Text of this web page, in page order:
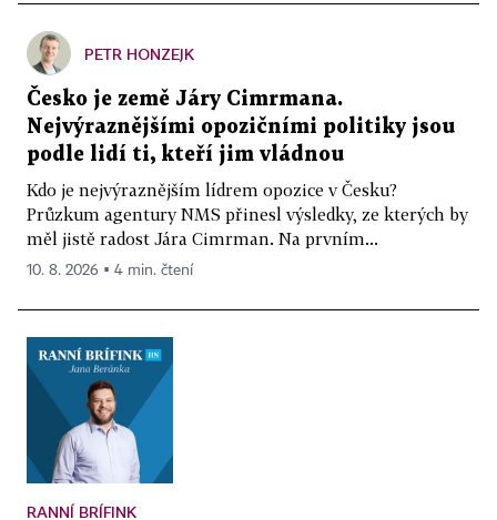
PETR HONZEJK
Česko je země Járy Cimrmana.
Nejvýraznějšími opozičními politiky jsou
podle lidí ti, kteří jim vládnou
Kdo je nejvýraznějším lídrem opozice v Česku?
Průzkum agentury NMS přinesl výsledky, ze kterých by
měl jistě radost Jára Cimrman. Na prvním...
10. 8. 2026 ▪ 4 min. čtení
RANNÍ BRÍFINK